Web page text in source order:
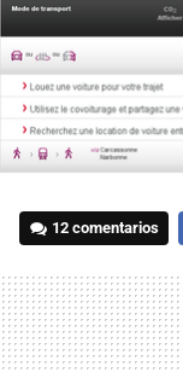
12 comentarios